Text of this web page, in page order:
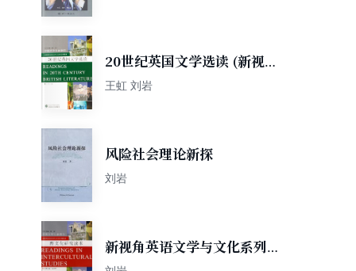
20世纪英国文学选读 (新视角
英语文学与文化系列教材)
王虹 刘岩
风险社会理论新探
刘岩
新视角英语文学与文化系列教
材：跨文化研究读本